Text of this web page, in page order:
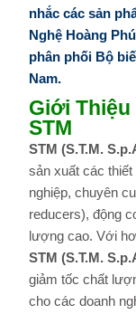
nhắc các sản
Nghệ Hoàng
phân phối Bộ
Nam.
Giới
STM
STM (S.T.M.
sản xuất các
nghiệp, chuyên
reducers), động
lượng cao. Với
STM (S.T.M.
giảm tốc chất
cho các doanh